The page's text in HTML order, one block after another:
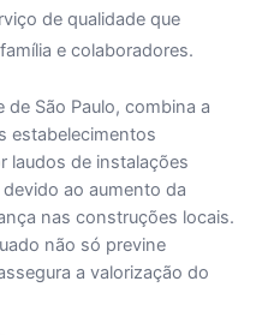
de qualidade que
e colaboradores.
de São Paulo, combina a
estabelecimentos
laudos de instalações
ao aumento da
nas construções locais.
não só previne
a valorização do